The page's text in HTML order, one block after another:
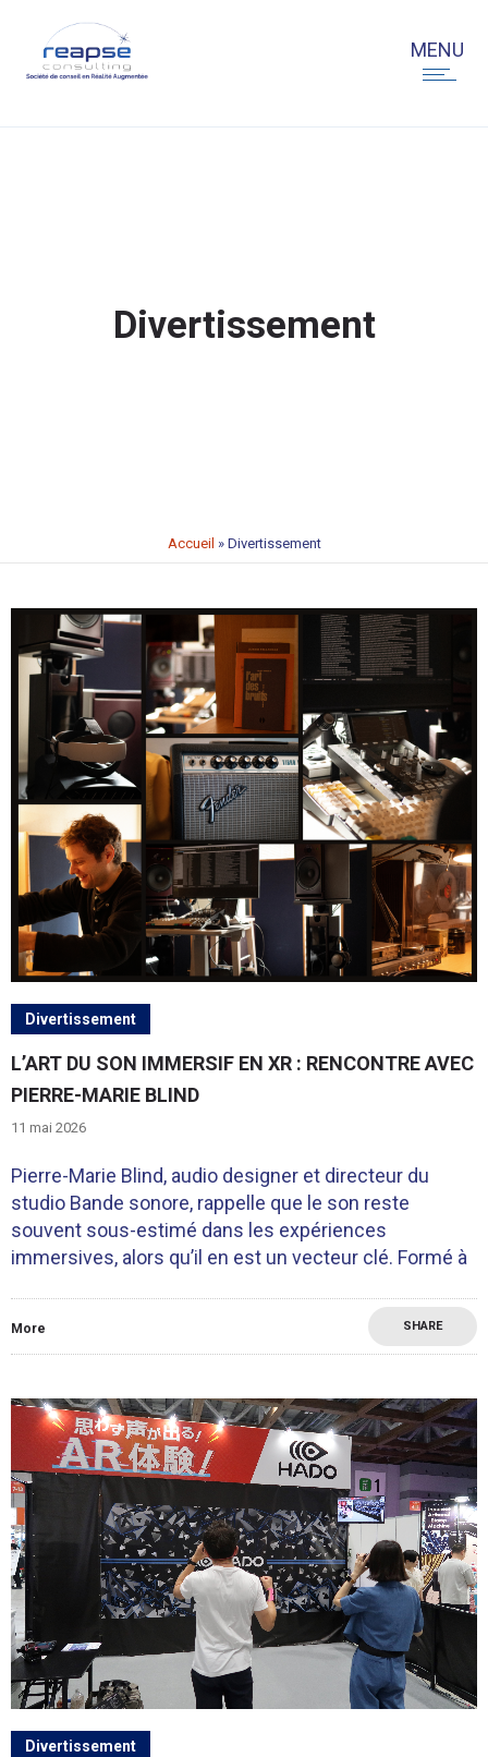
Divertissement
Accueil » Divertissement
Divertissement
L’ART DU SON IMMERSIF EN XR : RENCONTRE AVEC
PIERRE-MARIE BLIND
11 mai 2026
Pierre-Marie Blind, audio designer et directeur du
studio Bande sonore, rappelle que le son reste
souvent sous-estimé dans les expériences
immersives, alors qu’il en est un vecteur clé. Formé à
More SHARE
Divertissement